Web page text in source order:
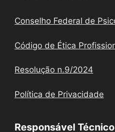
Conselho Federal de
Código de Ética
Resolução n.9/2024
Política de Privacidade
Responsável Técnico